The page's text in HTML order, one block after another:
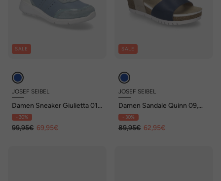
SALE
JOSEF SEIBEL
Damen Sneaker Giulietta 01,
skyblue-kombi
- 30%
99,95€ 69,95€
SALE
JOSEF SEIBEL
Damen Sandale Quinn 09,
ocean-kombi
- 30%
89,95€ 62,95€